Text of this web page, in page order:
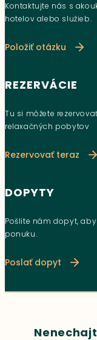
Kontaktujte nás s
hotelov alebo služieb.
Položiť otázku
REZERVÁCIE
Tu si môžete
relaxačných pobytov
Rezervovať teraz
DOPYTY
Pošlite nám dopyt,
ponuku.
Poslať dopyt